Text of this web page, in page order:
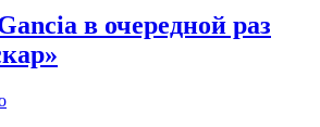
в очередной раз